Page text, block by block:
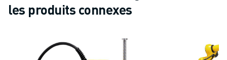
les produits connexes